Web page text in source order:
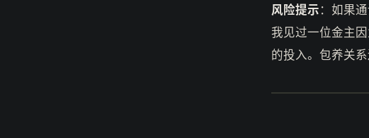
风险提示：如果
我见过一位金主
的投入。包养关